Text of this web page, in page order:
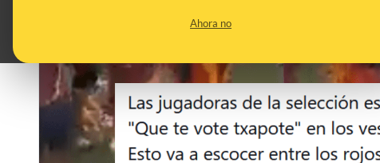
Ahora no